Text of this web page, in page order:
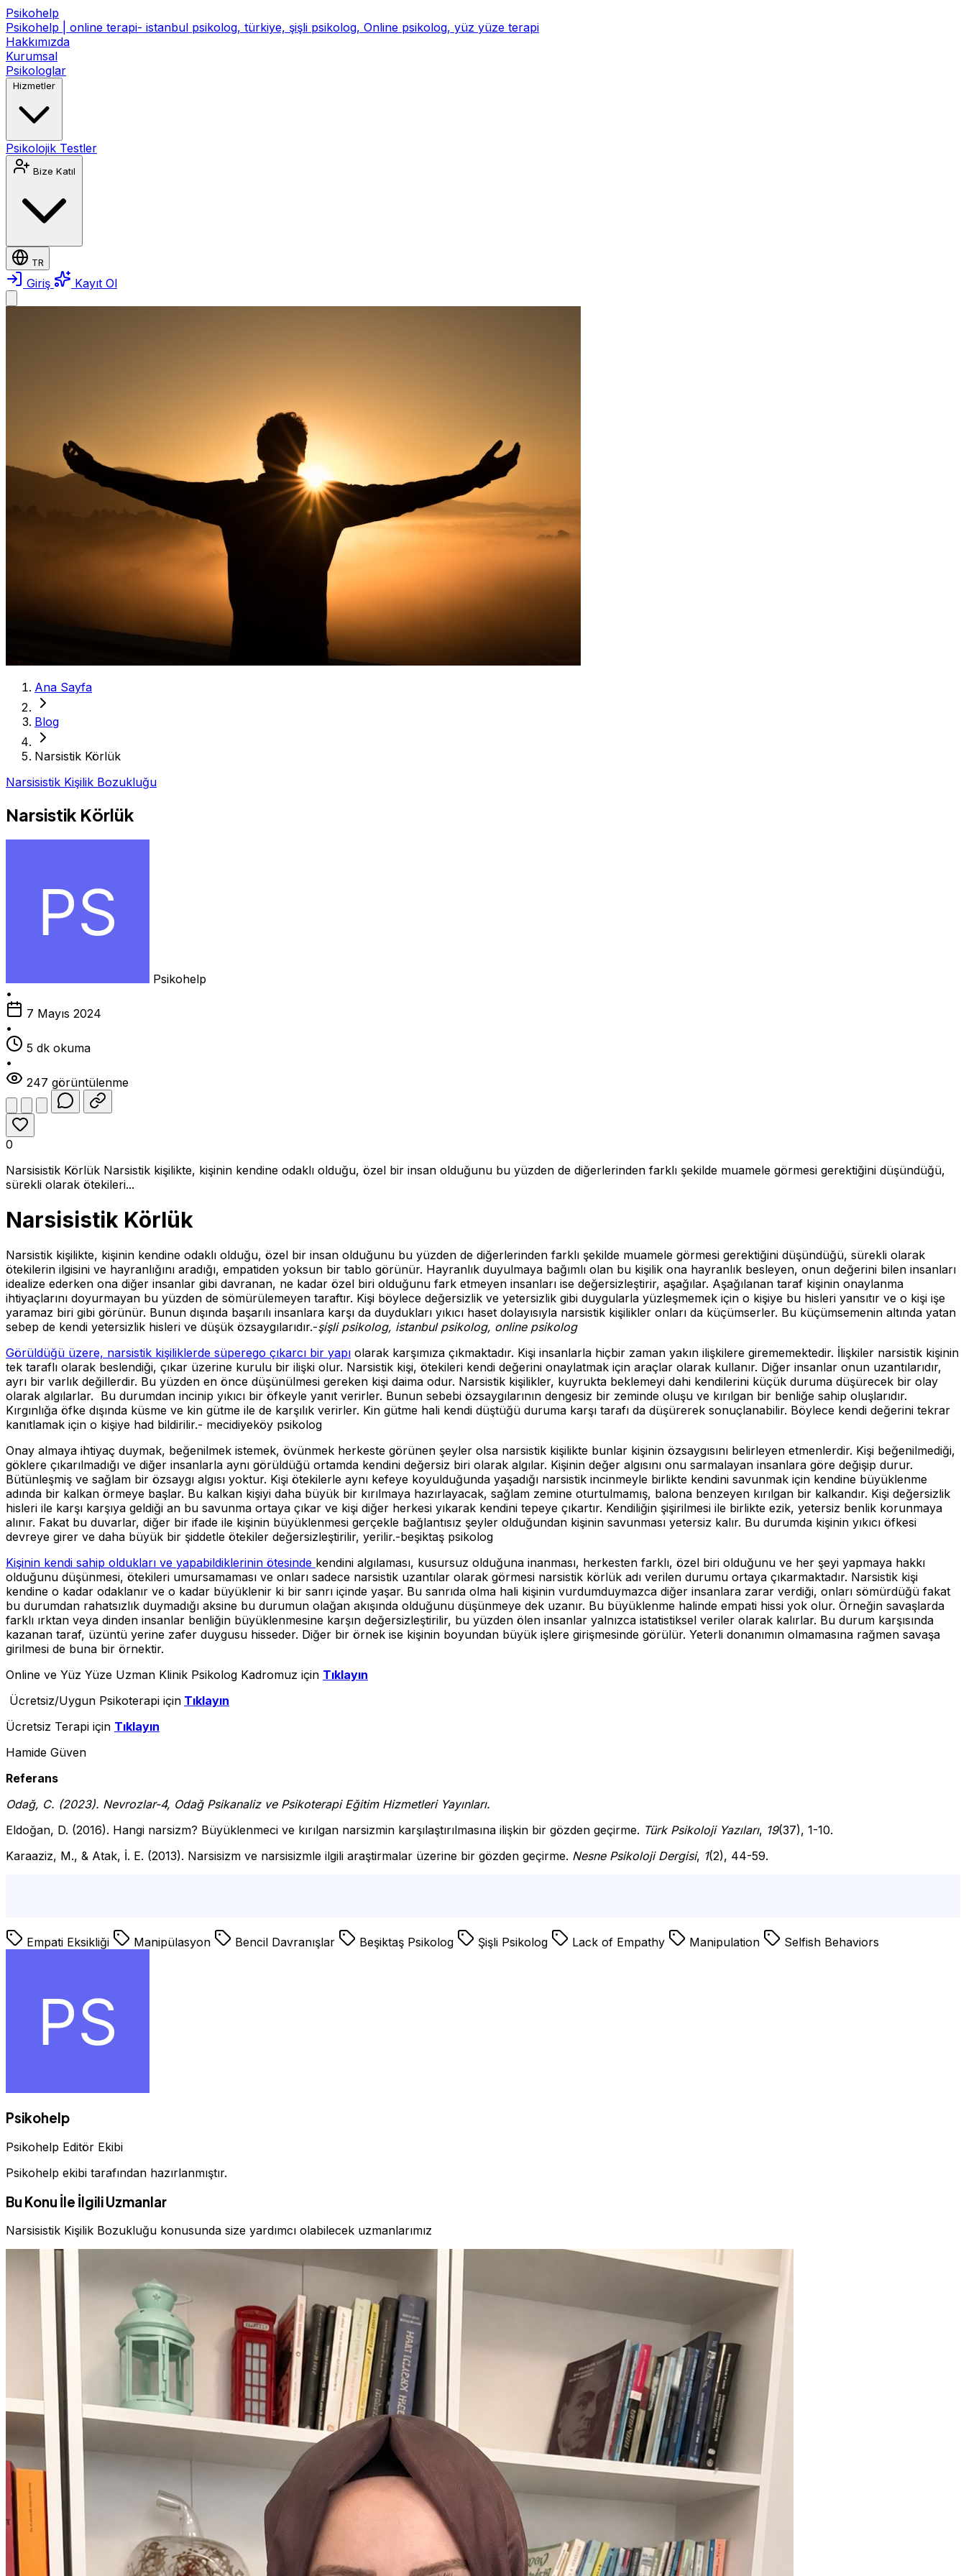
Psikohelp
Psikohelp | online terapi- istanbul psikolog, türkiye, şişli psikolog, Online psikolog, yüz yüze terapi
Hakkımızda
Kurumsal
Psikologlar
Hizmetler
Psikolojik Testler
Bize Katıl
TR
Giriş Kayıt Ol
Ana Sayfa
Blog
Narsistik Körlük
Narsisistik Kişilik Bozukluğu
Narsistik Körlük
Psikohelp
•
7 Mayıs 2024
•
5 dk okuma
•
247 görüntülenme
0
Narsisistik Körlük Narsistik kişilikte, kişinin kendine odaklı olduğu, özel bir insan olduğunu bu yüzden de diğerlerinden farklı şekilde muamele görmesi gerektiğini düşündüğü,
sürekli olarak ötekileri...
Narsisistik Körlük
Narsistik kişilikte, kişinin kendine odaklı olduğu, özel bir insan olduğunu bu yüzden de diğerlerinden farklı şekilde muamele görmesi gerektiğini düşündüğü, sürekli olarak
ötekilerin ilgisini ve hayranlığını aradığı, empatiden yoksun bir tablo görünür. Hayranlık duyulmaya bağımlı olan bu kişilik ona hayranlık besleyen, onun değerini bilen insanları
idealize ederken ona diğer insanlar gibi davranan, ne kadar özel biri olduğunu fark etmeyen insanları ise değersizleştirir, aşağılar. Aşağılanan taraf kişinin onaylanma
ihtiyaçlarını doyurmayan bu yüzden de sömürülemeyen taraftır. Kişi böylece değersizlik ve yetersizlik gibi duygularla yüzleşmemek için o kişiye bu hisleri yansıtır ve o kişi işe
yaramaz biri gibi görünür. Bunun dışında başarılı insanlara karşı da duydukları yıkıcı haset dolayısıyla narsistik kişilikler onları da küçümserler. Bu küçümsemenin altında yatan
sebep de kendi yetersizlik hisleri ve düşük özsaygılarıdır.-şişli psikolog, istanbul psikolog, online psikolog
Görüldüğü üzere, narsistik kişiliklerde süperego çıkarcı bir yapı olarak karşımıza çıkmaktadır. Kişi insanlarla hiçbir zaman yakın ilişkilere girememektedir. İlişkiler narsistik kişinin
tek taraflı olarak beslendiği, çıkar üzerine kurulu bir ilişki olur. Narsistik kişi, ötekileri kendi değerini onaylatmak için araçlar olarak kullanır. Diğer insanlar onun uzantılarıdır,
ayrı bir varlık değillerdir. Bu yüzden en önce düşünülmesi gereken kişi daima odur. Narsistik kişilikler, kuyrukta beklemeyi dahi kendilerini küçük duruma düşürecek bir olay
olarak algılarlar. Bu durumdan incinip yıkıcı bir öfkeyle yanıt verirler. Bunun sebebi özsaygılarının dengesiz bir zeminde oluşu ve kırılgan bir benliğe sahip oluşlarıdır.
Kırgınlığa öfke dışında küsme ve kin gütme ile de karşılık verirler. Kin gütme hali kendi düştüğü duruma karşı tarafı da düşürerek sonuçlanabilir. Böylece kendi değerini tekrar
kanıtlamak için o kişiye had bildirilir.- mecidiyeköy psikolog
Onay almaya ihtiyaç duymak, beğenilmek istemek, övünmek herkeste görünen şeyler olsa narsistik kişilikte bunlar kişinin özsaygısını belirleyen etmenlerdir. Kişi beğenilmediği,
göklere çıkarılmadığı ve diğer insanlarla aynı görüldüğü ortamda kendini değersiz biri olarak algılar. Kişinin değer algısını onu sarmalayan insanlara göre değişip durur.
Bütünleşmiş ve sağlam bir özsaygı algısı yoktur. Kişi ötekilerle aynı kefeye koyulduğunda yaşadığı narsistik incinmeyle birlikte kendini savunmak için kendine büyüklenme
adında bir kalkan örmeye başlar. Bu kalkan kişiyi daha büyük bir kırılmaya hazırlayacak, sağlam zemine oturtulmamış, balona benzeyen kırılgan bir kalkandır. Kişi değersizlik
hisleri ile karşı karşıya geldiği an bu savunma ortaya çıkar ve kişi diğer herkesi yıkarak kendini tepeye çıkartır. Kendiliğin şişirilmesi ile birlikte ezik, yetersiz benlik korunmaya
alınır. Fakat bu duvarlar, diğer bir ifade ile kişinin büyüklenmesi gerçekle bağlantısız şeyler olduğundan kişinin savunması yetersiz kalır. Bu durumda kişinin yıkıcı öfkesi
devreye girer ve daha büyük bir şiddetle ötekiler değersizleştirilir, yerilir.-beşiktaş psikolog
Kişinin kendi sahip oldukları ve yapabildiklerinin ötesinde kendini algılaması, kusursuz olduğuna inanması, herkesten farklı, özel biri olduğunu ve her şeyi yapmaya hakkı
olduğunu düşünmesi, ötekileri umursamaması ve onları sadece narsistik uzantılar olarak görmesi narsistik körlük adı verilen durumu ortaya çıkarmaktadır. Narsistik kişi
kendine o kadar odaklanır ve o kadar büyüklenir ki bir sanrı içinde yaşar. Bu sanrıda olma hali kişinin vurdumduymazca diğer insanlara zarar verdiği, onları sömürdüğü fakat
bu durumdan rahatsızlık duymadığı aksine bu durumun olağan akışında olduğunu düşünmeye dek uzanır. Bu büyüklenme halinde empati hissi yok olur. Örneğin savaşlarda
farklı ırktan veya dinden insanlar benliğin büyüklenmesine karşın değersizleştirilir, bu yüzden ölen insanlar yalnızca istatistiksel veriler olarak kalırlar. Bu durum karşısında
kazanan taraf, üzüntü yerine zafer duygusu hisseder. Diğer bir örnek ise kişinin boyundan büyük işlere girişmesinde görülür. Yeterli donanımın olmamasına rağmen savaşa
girilmesi de buna bir örnektir.
Online ve Yüz Yüze Uzman Klinik Psikolog Kadromuz için Tıklayın
Ücretsiz/Uygun Psikoterapi için Tıklayın
Ücretsiz Terapi için Tıklayın
Hamide Güven
Referans
Odağ, C. (2023). Nevrozlar-4, Odağ Psikanaliz ve Psikoterapi Eğitim Hizmetleri Yayınları.
Eldoğan, D. (2016). Hangi narsizm? Büyüklenmeci ve kırılgan narsizmin karşılaştırılmasına ilişkin bir gözden geçirme. Türk Psikoloji Yazıları, 19(37), 1-10.
Karaaziz, M., & Atak, İ. E. (2013). Narsisizm ve narsisizmle ilgili araştirmalar üzerine bir gözden geçirme. Nesne Psikoloji Dergisi, 1(2), 44-59.
Empati Eksikliği Manipülasyon Bencil Davranışlar Beşiktaş Psikolog Şişli Psikolog Lack of Empathy Manipulation Selfish Behaviors
Psikohelp
Psikohelp Editör Ekibi
Psikohelp ekibi tarafından hazırlanmıştır.
Bu Konu İle İlgili Uzmanlar
Narsisistik Kişilik Bozukluğu konusunda size yardımcı olabilecek uzmanlarımız